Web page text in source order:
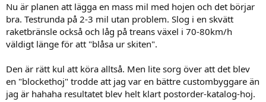
Nu är planen att lägga en mass mil med hojen och det börjar
bra. Testrunda på 2-3 mil utan problem. Slog i en skvätt
raketbränsle också och låg på treans växel i 70-80km/h
väldigt länge för att "blåsa ur skiten".
Den är rätt kul att köra alltså. Men lite sorg över att det blev
en "blockethoj" trodde att jag var en bättre custombyggare än
jag är hahaha resultatet blev helt klart postorder-katalog-hoj.